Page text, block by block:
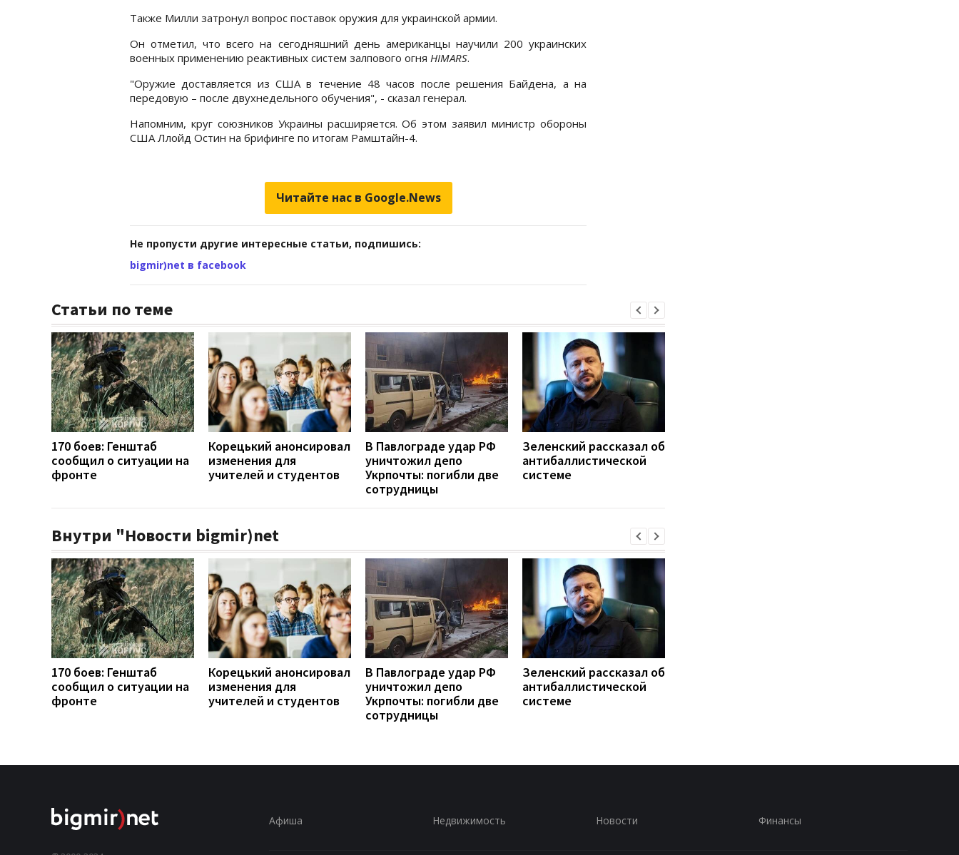
Также Милли затронул вопрос поставок оружия для украинской армии.
Он отметил, что всего на сегодняшний день американцы научили 200 украинских
военных применению реактивных систем залпового огня HIMARS.
"Оружие доставляется из США в течение 48 часов после решения Байдена, а на
передовую – после двухнедельного обучения", - сказал генерал.
Напомним, круг союзников Украины расширяется. Об этом заявил министр обороны
США Ллойд Остин на брифинге по итогам Рамштайн-4.
Читайте нас в Google.News
Не пропусти другие интересные статьи, подпишись:
bigmir)net в facebook
Статьи по теме
170 боев: Генштаб
сообщил о ситуации на
фронте
Корецький анонсировал
изменения для
учителей и студентов
В Павлограде удар РФ
уничтожил депо
Укрпочты: погибли две
сотрудницы
Зеленский рассказал об
антибаллистической
системе
Внутри "Новости bigmir)net
170 боев: Генштаб
сообщил о ситуации на
фронте
Корецький анонсировал
изменения для
учителей и студентов
В Павлограде удар РФ
уничтожил депо
Укрпочты: погибли две
сотрудницы
Зеленский рассказал об
антибаллистической
системе
Афиша Недвижимость Новости Финансы